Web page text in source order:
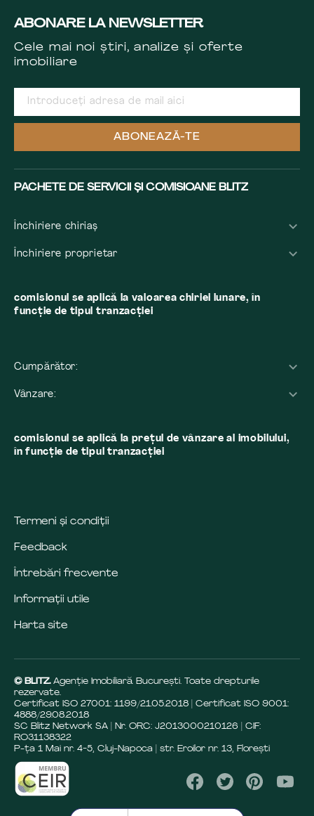
ABONARE LA NEWSLETTER
Cele mai noi știri, analize și oferte
imobiliare
ABONEAZĂ-TE
PACHETE DE SERVICII ȘI COMISIOANE BLITZ
Închiriere chiriaș
Închiriere proprietar
comisionul se aplică la valoarea chiriei lunare, în
funcție de tipul tranzacției
Cumpărător:
Vânzare:
comisionul se aplică la preţul de vânzare al imobilului,
în funcţie de tipul tranzacţiei
Termeni și condiții
Feedback
Întrebări frecvente
Informații utile
Harta site
© BLITZ. Agenție Imobiliară Bucureşti. Toate drepturile
rezervate.
Certificat ISO 27001: 1199/21.05.2018 | Certificat ISO 9001:
4888/29.08.2018
SC Blitz Network SA | Nr. ORC: J2013000210126 | CIF:
RO31138322
P-ța 1 Mai nr. 4-5, Cluj-Napoca | str. Eroilor nr. 13, Florești